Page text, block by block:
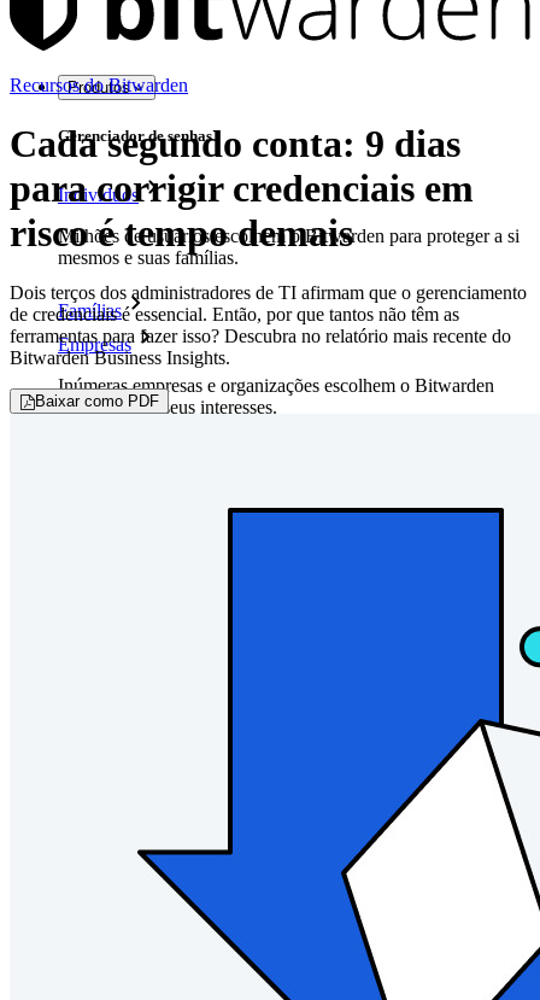
Produtos
Gerenciador de senhas
Indivíduos
Milhões de usuários escolhem o Bitwarden para proteger a si
mesmos e suas famílias.
Famílias
Empresas
Inúmeras empresas e organizações escolhem o Bitwarden
para proteger seus interesses.
Produtos para desenvolvedores
para equipes de desenvolvimento, DevOps e TI no Bitwarden
Desbloqueie recursos de passkeys e muito mais com apenas
Explore mais
Recursos do Bitwarden
Cada segundo conta: 9 dias
para corrigir credenciais em
risco é tempo demais
Dois terços dos administradores de TI afirmam que o gerenciamento
de credenciais é essencial. Então, por que tantos não têm as
ferramentas para fazer isso? Descubra no relatório mais recente do
Bitwarden Business Insights.
Baixar como PDF